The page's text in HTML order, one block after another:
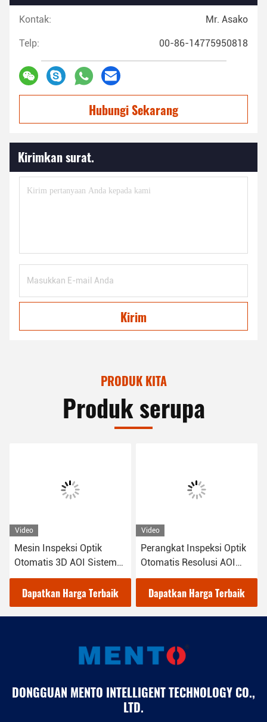
Kontak: Mr. Asako
Telp: 00-86-14775950818
Hubungi Sekarang
Kirimkan surat.
Kirim
PRODUK KITA
Produk serupa
Optik
3D AOI Sistem
10
Harga Terbaik
Perangkat Inspeksi Optik
Otomatis Resolusi AOI
220V OEM
Dapatkan Harga Terbaik
Inspeksi
Mesin 3D
LED
DONGGUAN MENTO INTELLIGENT TECHNOLOGY CO.,
LTD.